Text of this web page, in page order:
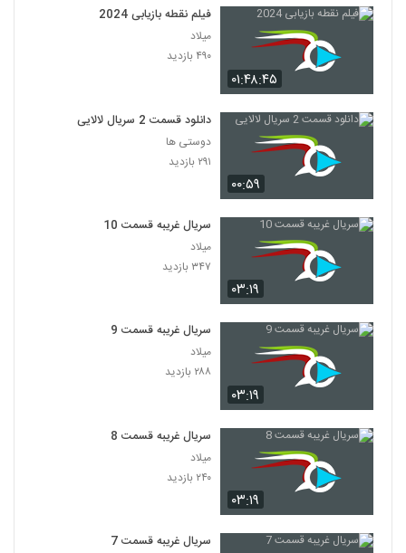
۰۱:۴۸:۴۵
فیلم نقطه بازیابی 2024
میلاد
۴۹۰ بازدید
۰۰:۵۹
دانلود قسمت 2 سریال لالایی
دوستی ها
۲۹۱ بازدید
۰۳:۱۹
سریال غریبه قسمت 10
میلاد
۳۴۷ بازدید
۰۳:۱۹
سریال غریبه قسمت 9
میلاد
۲۸۸ بازدید
۰۳:۱۹
سریال غریبه قسمت 8
میلاد
۲۴۰ بازدید
سریال غریبه قسمت 7